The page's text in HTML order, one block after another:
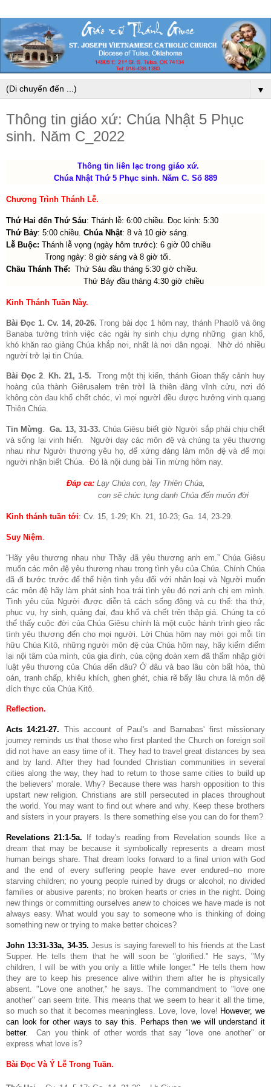
▼
Thông tin giáo xứ: Chúa Nhật 5 Phục
sinh. Năm C_2022
Thông tin liên lạc trong giáo xứ.
Chúa Nhật Thứ 5 Phục sinh. Năm C. Số 889
Chương Trình Thánh Lễ.
Thứ Hai đến Thứ Sáu: Thánh lễ: 6:00 chiều. Đọc kinh: 5:30
Thứ Bảy: 5:00 chiều. Chúa Nhật: 8 và 10 giờ sáng.
Lễ Buộc: Thánh lễ vọng (ngày hôm trước): 6 giờ 00 chiều
Trong ngày: 8 giờ sáng và 8 giờ tối.
Chầu Thánh Thể: Thứ Sáu đầu tháng 5:30 giờ chiều.
Thứ Bảy đầu tháng 4:30 giờ chiều
Kinh Thánh Tuần Này.
Bài Đọc 1. Cv. 14, 20-26. Trong bài đọc 1 hôm nay, thánh Phaolô và ông
Banaba tường trình việc các ngài hy sinh chịu đựng những
gian khổ,
khó khăn rao giảng Chúa khắp nơi, nhất là nơi dân ngoại.
Nhờ đó nhiều
người trở lại tin Chúa.
Bài Đọc 2. Kh. 21, 1-5.
Trong một thị kiến, thánh Gioan thấy cảnh huy
hoàng của thành Giêrusalem trên trờI là thiên đàng vĩnh cửu, nơi đó
không còn đau khổ chết chóc, vì mọi ngườI đều được hưởng vinh quang
Thiên Chúa.
Tin Mừng. Ga. 13, 31-33. Chúa Giêsu biết giờ Người sắp phải chịu chết
và sống lại vinh hiển.
Người dạy các môn đệ và chúng ta yêu thương
nhau như Người thương yêu họ, để xứng đáng làm môn đệ và để mọi
người nhận biết Chúa. Đó là nội dung bài Tin mừng hôm nay.
Đáp ca:Lạy Chúa con, lạy Thiên Chúa,
con sẽ chúc tụng danh Chúa đến muôn đời
Kinh thánh tuần tới: Cv. 15, 1-29; Kh. 21, 10-23; Ga. 14, 23-29.
Suy Niệm
“Hãy yêu thương nhau như Thầy đã yêu thương anh em.” Chúa Giêsu
muốn các môn đệ yêu thương nhau trong tình yêu của Chúa. Chính Chúa
đã đi bước trước để thể hiện tình yêu đối với nhân loại và Người muốn
các môn đệ hãy làm phát sinh hoa trái tình yêu đó nơi anh chị em mình.
Tình yêu của Người được diễn tả cách sống động và cụ thể: tha thứ,
phục vụ, hy sinh, quảng đại, đau khổ và chết trên thập giá. Chúng ta có
thể thấy cuộc đời của Chúa Giêsu chính là một cuộc hành trình gieo rắc
tình yêu thương đến cho mọi người.
Lời Chúa hôm nay mời gọi mỗi tín
hữu Chúa Kitô, những người môn đệ của Chúa hôm nay, hãy kiểm điểm
lại nội tâm của mình, của gia đình, của cộng đoàn xem đã thấm nhập giới
luật yêu thương của Chúa đến đâu? Ở đâu và bao lâu còn bất hòa, thù
oán, tranh chấp, khiêu khích, ghen ghét, chia rẽ bấy lâu chưa là môn đệ
đích thực của Chúa Kitô.
Reflection.
Acts 14:21-27. This account of Paul's and Barnabas' first missionary
journey reminds us that those who first planted the Church on foreign soil
did not have an easy time of it. They had to travel great distances by sea
and by land. After they had founded Christian communities in several
cities along the way, they had to return to those same cities to build up
the believers' morale. Why? Because there was harsh opposition to this
upstart new religion. Christians are still persecuted in places throughout
the world. You may want to find out where and why. Keep these brothers
and sisters in your prayers. Is there something else you can do for them?
Revelations 21:1-5a.
If today's reading from Revelation sounds like a
dream that may be because it symbolically represents a dream most
human beings share. That dream looks forward to a final union with God
and the end of every suffering people have ever endured--no more
starving children; no young people ruined by drugs or alcohol; no divided
families or abusive parents; no broken hearts or cries in the night. Doing
new things or committing ourselves anew to choices we have made is not
always easy. What would you say to someone who is thinking of doing
something new or trying to make better choices?
John 13:31-33a, 34-35. Jesus is saying farewell to his friends at the Last
Supper. He tells them that he will soon be "glorified." He says, "My
children, I will be with you only a little while longer." He tells them how
they are to keep his presence alive within them after he is physically
absent. "Love one another," he says. The commandment to "love one
another" can seem trite. This means that we seem to hear it all the time,
so much so that it becomes meaningless. Love, love, love! However, we
can look for other ways to say this. Perhaps then we will understand it
better.
Can you think of other words that say "love one another" or
express what love is?
Bài Đọc Và Ý Lễ Trong Tuần.